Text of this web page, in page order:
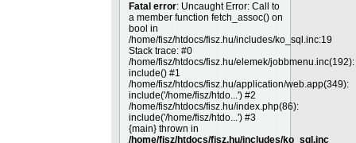
Fatal error: Uncaught Error: Call to
a member function fetch_assoc() on
bool in
/home/fisz/htdocs/fisz.hu/includes/ko_sql.inc:19
Stack trace: #0
/home/fisz/htdocs/fisz.hu/elemek/jobbmenu.inc(192):
include() #1
/home/fisz/htdocs/fisz.hu/application/web.app(349):
include('/home/fisz/htdo...') #2
/home/fisz/htdocs/fisz.hu/index.php(86):
include('/home/fisz/htdo...') #3
{main} thrown in
/home/fisz/htdocs/fisz.hu/includes/ko_sql.inc